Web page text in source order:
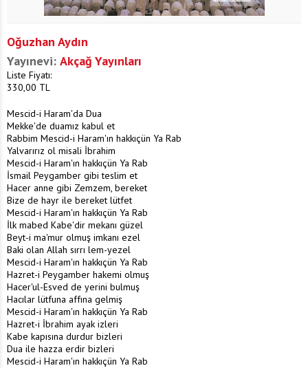
Oğuzhan Aydın
Yayınevi: Akçağ Yayınları
Liste Fiyatı:
330,00 TL
Mescid-i Haram'da Dua
Mekke'de duamız kabul et
Rabbim Mescid-i Haram'ın hakkıçün Ya Rab
Yalvarırız ol misali İbrahim
Mescid-i Haram'ın hakkıçün Ya Rab
İsmail Peygamber gibi teslim et
Hacer anne gibi Zemzem, bereket
Bize de hayr ile bereket lütfet
Mescid-i Haram'ın hakkıçün Ya Rab
İlk mabed Kabe'dir mekanı güzel
Beyt-i ma'mur olmuş imkanı ezel
Baki olan Allah sırrı lem-yezel
Mescid-i Haram'ın hakkıçün Ya Rab
Hazret-i Peygamber hakemi olmuş
Hacer'ul-Esved de yerini bulmuş
Hacılar lütfuna affına gelmiş
Mescid-i Haram'ın hakkıçün Ya Rab
Hazret-i İbrahim ayak izleri
Kabe kapısına durdur bizleri
Dua ile hazza erdir bizleri
Mescid-i Haram'ın hakkıçün Ya Rab